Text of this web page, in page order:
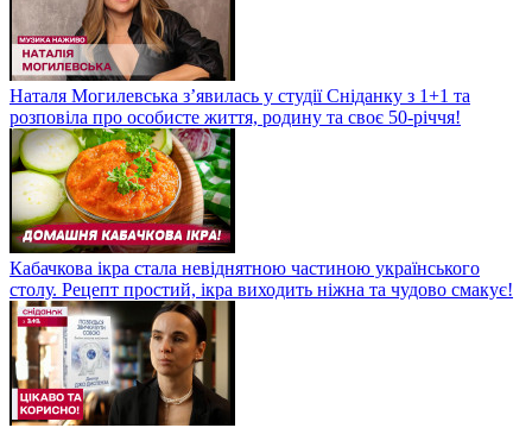
Наталя Могилевська з’явилась у студії Сніданку з 1+1 та
розповіла про особисте життя, родину та своє 50-річчя!
Кабачкова ікра стала невіднятною частиною українського
столу. Рецепт простий, ікра виходить ніжна та чудово смакує!